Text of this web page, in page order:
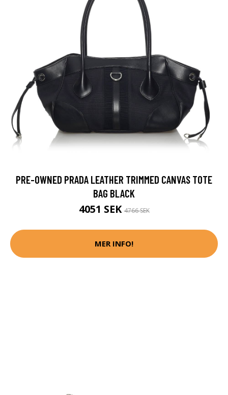
PRE-OWNED PRADA LEATHER TRIMMED CANVAS TOTE
BAG BLACK
4051 SEK4766 SEK
MER INFO!